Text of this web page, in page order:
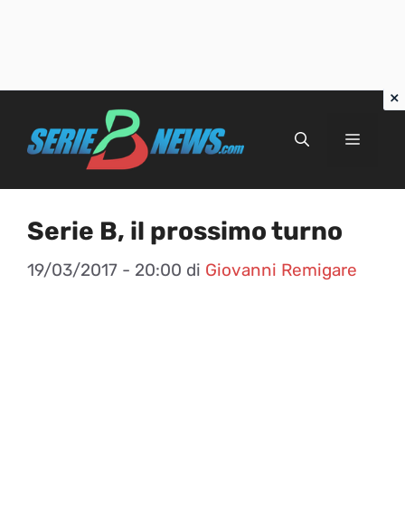
Menu
Serie B, il prossimo turno
19/03/2017 - 20:00 di Giovanni Remigare